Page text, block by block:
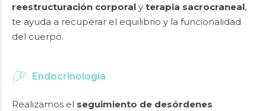
reestructuración corporal y terapia sacrocraneal,
te ayuda a recuperar el equilibrio y la funcionalidad
del cuerpo.
Endocrinología
Realizamos el seguimiento de desórdenes